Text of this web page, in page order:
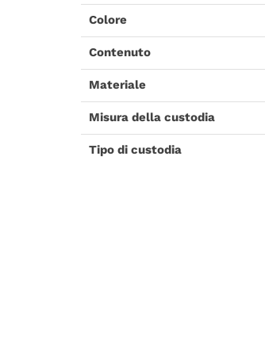
Colore
Contenuto
Materiale
Misura della custodia
Tipo di custodia